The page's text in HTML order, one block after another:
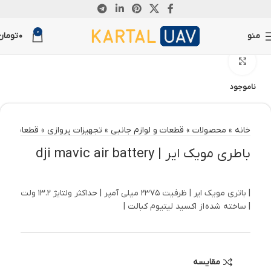
منو 0
0
ناموجود
خانه » محصولات » قطعات و لوازم جانبی » تجهیزات پروازی » قطعات
باطری مویک ایر | dji mavic air battery
| باتری مویک ایر | ظرفیت 2375 میلی آمپر | حداکثر ولتایژ 13.2 ولت
| ساخته شده از اکسید لیتیوم کبالت |
مقایسه